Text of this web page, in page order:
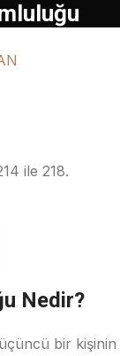
ile 218.
Nedir?
bir kişinin